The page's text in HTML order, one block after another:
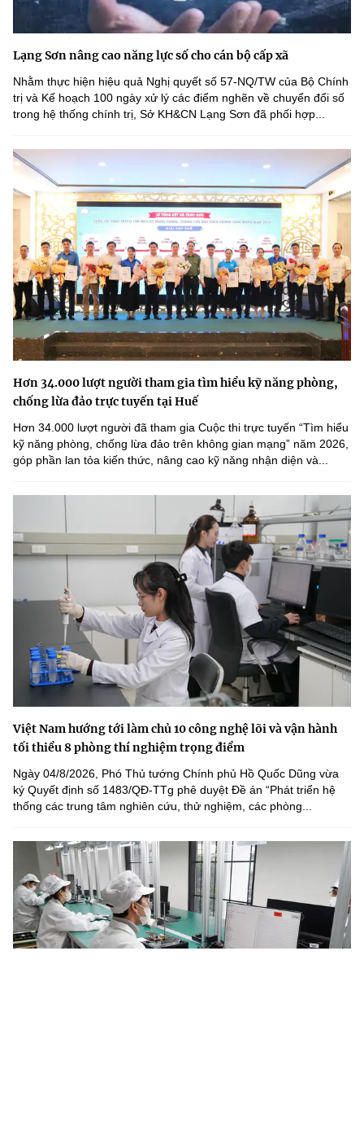
Lạng Sơn nâng cao năng lực số cho cán bộ cấp xã
Nhằm thực hiện hiệu quả Nghị quyết số 57-NQ/TW của Bộ Chính
trị và Kế hoạch 100 ngày xử lý các điểm nghẽn về chuyển đổi số
trong hệ thống chính trị, Sở KH&CN Lạng Sơn đã phối hợp...
Hơn 34.000 lượt người tham gia tìm hiểu kỹ năng phòng,
chống lừa đảo trực tuyến tại Huế
Hơn 34.000 lượt người đã tham gia Cuộc thi trực tuyến “Tìm hiểu
kỹ năng phòng, chống lừa đảo trên không gian mạng” năm 2026,
góp phần lan tỏa kiến thức, nâng cao kỹ năng nhận diện và...
Việt Nam hướng tới làm chủ 10 công nghệ lõi và vận hành
tối thiểu 8 phòng thí nghiệm trọng điểm
Ngày 04/8/2026, Phó Thủ tướng Chính phủ Hồ Quốc Dũng vừa
ký Quyết định số 1483/QĐ-TTg phê duyệt Đề án “Phát triển hệ
thống các trung tâm nghiên cứu, thử nghiệm, các phòng...